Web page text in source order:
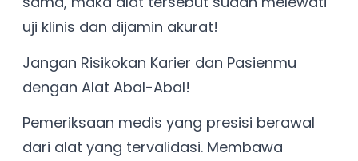
uji klinis dan dijamin akurat!
Jangan Risikokan Karier dan Pasienmu
dengan Alat Abal-Abal!
Pemeriksaan medis yang presisi berawal
dari alat yang tervalidasi. Membawa